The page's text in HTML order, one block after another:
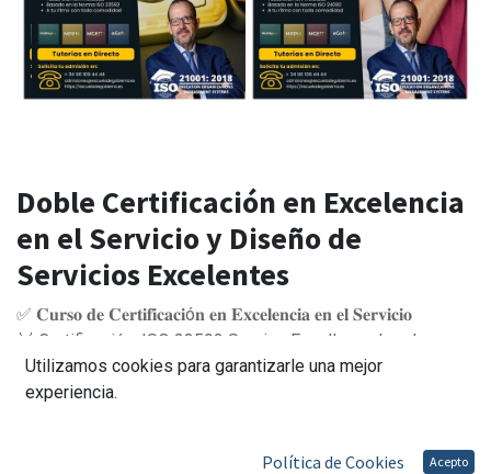
Doble Certificación en Excelencia
en el Servicio y Diseño de
Servicios Excelentes
✅ 𝐂𝐮𝐫𝐬𝐨 𝐝𝐞 𝐂𝐞𝐫𝐭𝐢𝐟𝐢𝐜𝐚𝐜𝐢ó𝐧 𝐞𝐧 𝐄𝐱𝐜𝐞𝐥𝐞𝐧𝐜𝐢𝐚 𝐞𝐧 𝐞𝐥 𝐒𝐞𝐫𝐯𝐢𝐜𝐢𝐨
🥇 Certificación: ISO 23592 Service Excellence Leader
🗓 Plazo de Vigencia: 60 Días
⏱ Carga Lectiva: 24 Horas
💻 Tutorías en directo: Segundos y cuartos lunes de mes
Utilizamos cookies para garantizarle una mejor
experiencia.
Política de Cookies Acepto